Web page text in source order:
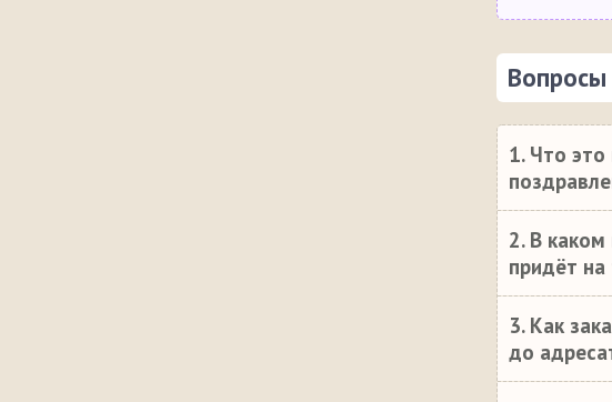
1. Что
2. В
придёт
3. Как
до